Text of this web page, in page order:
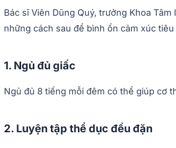
Bác sĩ Viên Dũng Quý, trưởng Khoa
những cách sau để bình ổn cảm xúc tiêu
1. Ngủ đủ giấc
Ngủ đủ 8 tiếng mỗi đêm có thể giúp cơ
2. Luyện tập thể dục đều đặn